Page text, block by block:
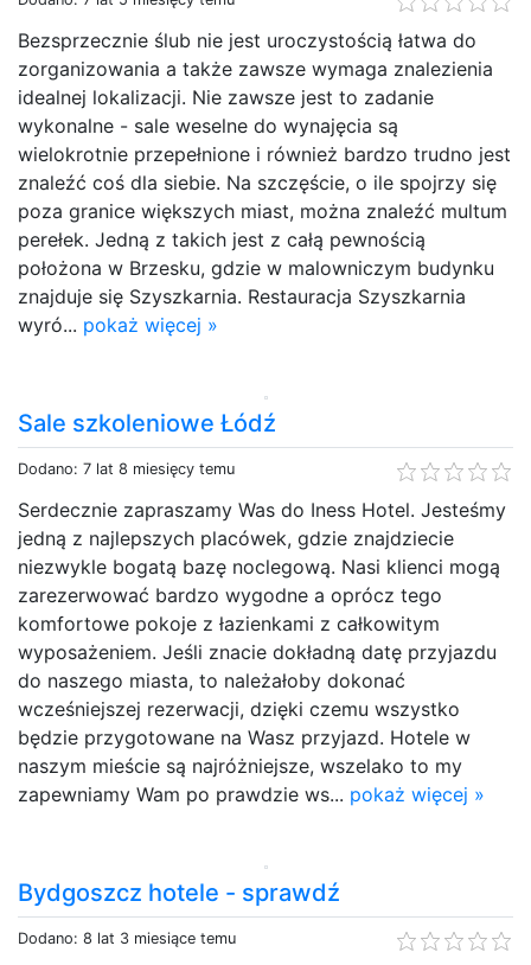
Bezsprzecznie ślub nie jest uroczystością łatwa do
zorganizowania a także zawsze wymaga znalezienia
idealnej lokalizacji. Nie zawsze jest to zadanie
wykonalne - sale weselne do wynajęcia są
wielokrotnie przepełnione i również bardzo trudno jest
znaleźć coś dla siebie. Na szczęście, o ile spojrzy się
poza granice większych miast, można znaleźć multum
perełek. Jedną z takich jest z całą pewnością
położona w Brzesku, gdzie w malowniczym budynku
znajduje się Szyszkarnia. Restauracja Szyszkarnia
wyró... pokaż więcej »
Sale szkoleniowe Łódź
Dodano: 7 lat 8 miesięcy temu
Serdecznie zapraszamy Was do Iness Hotel. Jesteśmy
jedną z najlepszych placówek, gdzie znajdziecie
niezwykle bogatą bazę noclegową. Nasi klienci mogą
zarezerwować bardzo wygodne a oprócz tego
komfortowe pokoje z łazienkami z całkowitym
wyposażeniem. Jeśli znacie dokładną datę przyjazdu
do naszego miasta, to należałoby dokonać
wcześniejszej rezerwacji, dzięki czemu wszystko
będzie przygotowane na Wasz przyjazd. Hotele w
naszym mieście są najróżniejsze, wszelako to my
zapewniamy Wam po prawdzie ws... pokaż więcej »
Bydgoszcz hotele - sprawdź
Dodano: 8 lat 3 miesiące temu